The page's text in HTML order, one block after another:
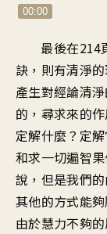
播00:00
最後在214
訣 ， 則有清淨
產生對經論清
的 ， 尋求來的
定解什麼 ？ 定
和求一切遍智
說 ， 但是我們
其他的方式能
由於慧力不夠